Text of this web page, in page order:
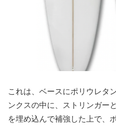
これは、ベースにポリウレタ
ンクスの中に、ストリンガー
を埋め込んで補強した上で、